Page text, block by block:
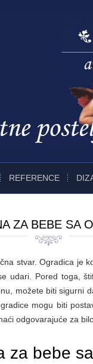
REFERENCE
ZA BEBE SA
stvar. Ogradica je
udari. Pored toga,
možete biti sigurni
mogu biti
odgovarajuće za
za bebe